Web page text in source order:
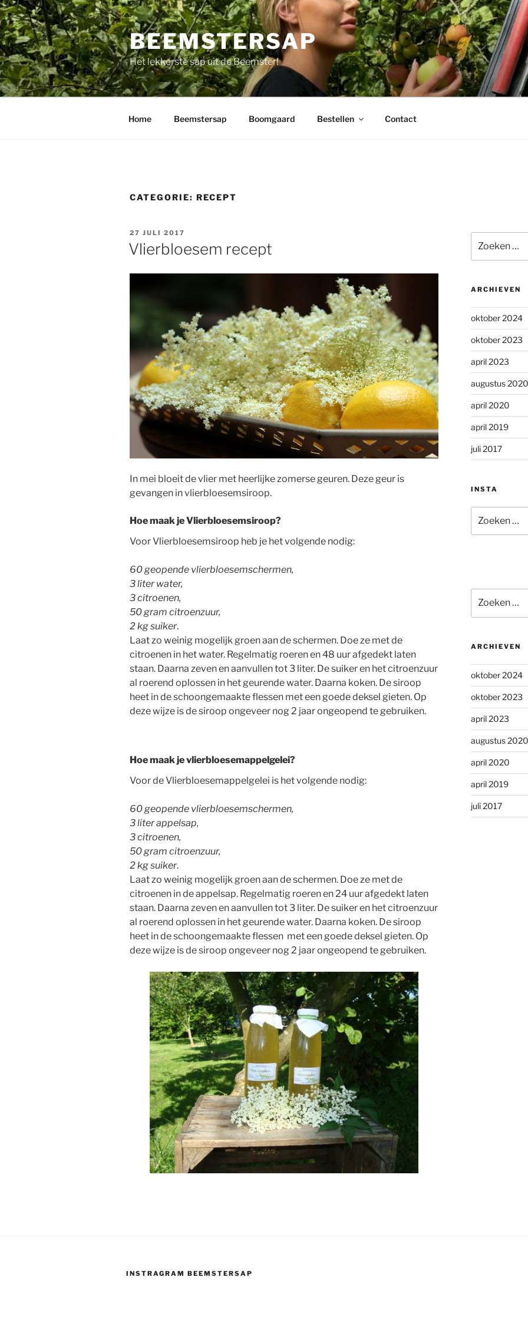
Ga
naar
de
inhoud
BEEMSTERSAP
Het lekkerste sap uit de Beemster!
Home Beemstersap Boomgaard Bestellen Contact
CATEGORIE: RECEPT
GEPLAATST
OP
27 JULI 2017
Vlierbloesem recept
In mei bloeit de vlier met heerlijke zomerse geuren. Deze geur is
gevangen in vlierbloesemsiroop.
Hoe maak je Vlierbloesemsiroop?
Voor Vlierbloesemsiroop heb je het volgende nodig:
60 geopende vlierbloesemschermen,
3 liter water,
3 citroenen,
50 gram citroenzuur,
2 kg suiker.
Laat zo weinig mogelijk groen aan de schermen. Doe ze met de
citroenen in het water. Regelmatig roeren en 48 uur afgedekt laten
staan. Daarna zeven en aanvullen tot 3 liter. De suiker en het citroenzuur
al roerend oplossen in het geurende water. Daarna koken. De siroop
heet in de schoongemaakte flessen met een goede deksel gieten. Op
deze wijze is de siroop ongeveer nog 2 jaar ongeopend te gebruiken.
Hoe maak je vlierbloesemappelgelei?
Voor de Vlierbloesemappelgelei is het volgende nodig:
60 geopende vlierbloesemschermen,
3 liter appelsap,
3 citroenen,
50 gram citroenzuur,
2 kg suiker.
Laat zo weinig mogelijk groen aan de schermen. Doe ze met de
citroenen in de appelsap. Regelmatig roeren en 24 uur afgedekt laten
staan. Daarna zeven en aanvullen tot 3 liter. De suiker en het citroenzuur
al roerend oplossen in het geurende water. Daarna koken. De siroop
heet in de schoongemaakte flessen met een goede deksel gieten. Op
deze wijze is de siroop ongeveer nog 2 jaar ongeopend te gebruiken.
naar:
ARCHIEVEN
oktober 2024
oktober 2023
april 2023
augustus 2020
april 2020
april 2019
juli 2017
INSTA
naar:
naar:
ARCHIEVEN
oktober 2024
oktober 2023
april 2023
augustus 2020
april 2020
april 2019
juli 2017
INSTRAGRAM BEEMSTERSAP